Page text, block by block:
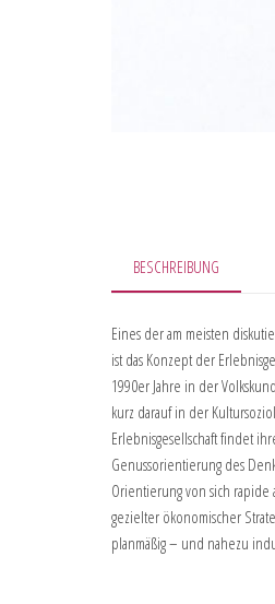
BESCHREIBUNG
Eines der am meisten
ist das Konzept der
1990er Jahre in der
kurz darauf in der
Erlebnisgesellschaft findet
Genussorientierung des
Orientierung von sich
gezielter ökonomischer
planmäßig – und nahezu